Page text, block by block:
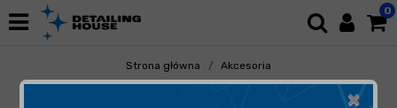
0
Strona główna
Akcesoria
Pozostałe Akcesoria
Gadżety
×